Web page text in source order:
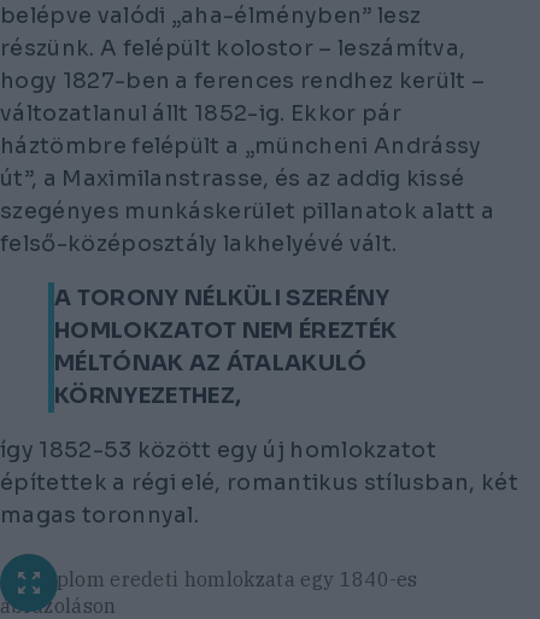
belépve valódi „aha-élményben” lesz
részünk. A felépült kolostor – leszámítva,
hogy 1827-ben a ferences rendhez került –
változatlanul állt 1852-ig. Ekkor pár
háztömbre felépült a „müncheni Andrássy
út”, a Maximilanstrasse, és az addig kissé
szegényes munkáskerület pillanatok alatt a
felső-középosztály lakhelyévé vált.
A TORONY NÉLKÜLI SZERÉNY
HOMLOKZATOT NEM ÉREZTÉK
MÉLTÓNAK AZ ÁTALAKULÓ
KÖRNYEZETHEZ,
így 1852-53 között egy új homlokzatot
építettek a régi elé, romantikus stílusban, két
magas toronnyal.
A templom eredeti homlokzata egy 1840-es
ábrázoláson